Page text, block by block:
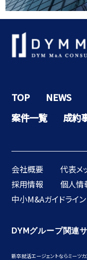
TOP NEWS
案件一覧
成約
会社概要 代表メ
採用情報
個人情
中小M&Aガイドライン
DYMグループ関連
新卒就活エージェントならミーツカ